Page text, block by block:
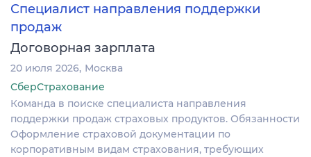
Специалист направления поддержки
продаж
Договорная зарплата
20 июля 2026 Москва
СберСтрахование
Команда в поиске специалиста направления
поддержки продаж страховых продуктов. Обязанности
Оформление страховой документации по
корпоративным видам страхования, требующих